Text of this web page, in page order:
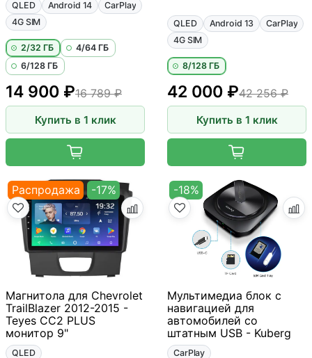
QLED Android 14
CarPlay
4G SIM
2/32 ГБ
4/64 ГБ
6/128 ГБ
14 900 ₽16 789 ₽
Купить в 1 клик
QLED Android 13
CarPlay
4G SIM
8/128 ГБ
42 256 ₽
42 000 ₽
Купить в 1 клик
Распродажа -17%
Магнитола для Chevrolet
TrailBlazer 2012-2015 -
Teyes CC2 PLUS
монитор 9"
QLED
-18%
Мультимедиа блок с
навигацией для
автомобилей со
штатным USB - Kuberg
CarPlay